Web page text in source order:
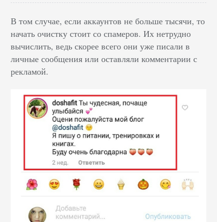
В том случае, если аккаунтов не больше тысячи, то
начать очистку стоит со спамеров. Их нетрудно
вычислить, ведь скорее всего они уже писали в
личные сообщения или оставляли комментарии с
рекламой.